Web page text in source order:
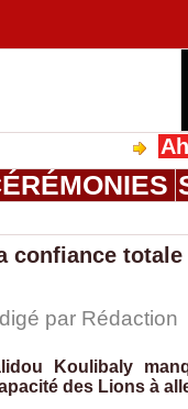
Ahmed
confiance totale
par Rédaction
Koulibaly
des Lions à